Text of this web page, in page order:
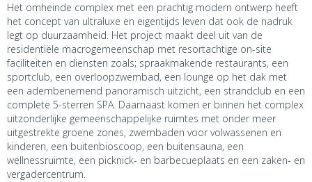
Het omheinde complex met een prachtig modern ontwerp heeft
het concept van ultraluxe en eigentijds leven dat ook de nadruk
legt op duurzaamheid. Het project maakt deel uit van de
residentiële macrogemeenschap met resortachtige on-site
faciliteiten en diensten zoals; spraakmakende restaurants, een
sportclub, een overloopzwembad, een lounge op het dak met
een adembenemend panoramisch uitzicht, een strandclub en een
complete 5-sterren SPA. Daarnaast komen er binnen het complex
uitzonderlijke gemeenschappelijke ruimtes met onder meer
uitgestrekte groene zones, zwembaden voor volwassenen en
kinderen, een buitenbioscoop, een buitensauna, een
wellnessruimte, een picknick- en barbecueplaats en een zaken- en
vergadercentrum.